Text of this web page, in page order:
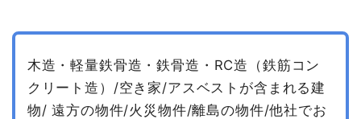
木造・軽量鉄骨造・鉄骨造・RC造（鉄筋コン
クリート造）/空き家/アスベストが含まれる建
物/ 遠方の物件/火災物件/離島の物件/他社でお